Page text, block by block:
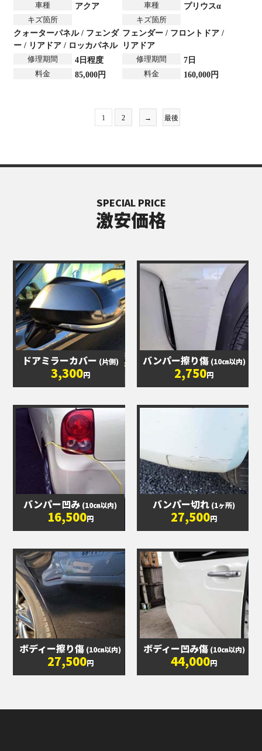
車種
アクア
キズ箇所
クォーターパネル / フェンダ
ー / リアドア / ロッカパネル
修理期間
4日程度
料金
85,000円
車種
プリウスα
キズ箇所
フェンダー / フロントドア /
リアドア
修理期間
7日
料金
160,000円
1 2 → 最後
SPECIAL PRICE
激安価格
ドアミラーカバー (片側)
3,300円
バンパー擦り傷 (10㎝以内)
2,750円
バンパー凹み (10㎝以内)
16,500円
バンパー切れ (1ヶ所)
27,500円
ボディー擦り傷 (10㎝以内)
27,500円
ボディー凹み傷 (10㎝以内)
44,000円